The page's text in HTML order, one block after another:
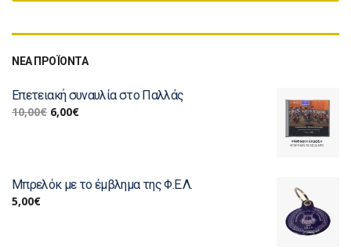
ΝΕΑ ΠΡΟΪΟΝΤΑ
Επετειακή συναυλία στο Παλλάς
10,00€ 6,00€
Μπρελόκ με το έμβλημα της Φ.Ε.Λ.
5,00€